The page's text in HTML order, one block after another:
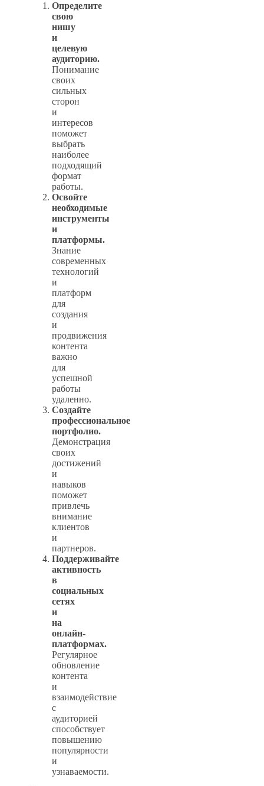
Определите
свою
нишу
и
целевую
аудиторию.
Понимание
своих
сильных
сторон
и
интересов
поможет
выбрать
наиболее
подходящий
формат
работы.
Освойте
необходимые
инструменты
и
платформы.
Знание
современных
технологий
и
платформ
для
создания
и
продвижения
контента
важно
для
успешной
работы
удаленно.
Создайте
профессиональное
портфолио.
Демонстрация
своих
достижений
и
навыков
поможет
привлечь
внимание
клиентов
и
партнеров.
Поддерживайте
активность
в
социальных
сетях
и
на
онлайн-
платформах.
Регулярное
обновление
контента
и
взаимодействие
с
аудиторией
способствует
повышению
популярности
и
узнаваемости.